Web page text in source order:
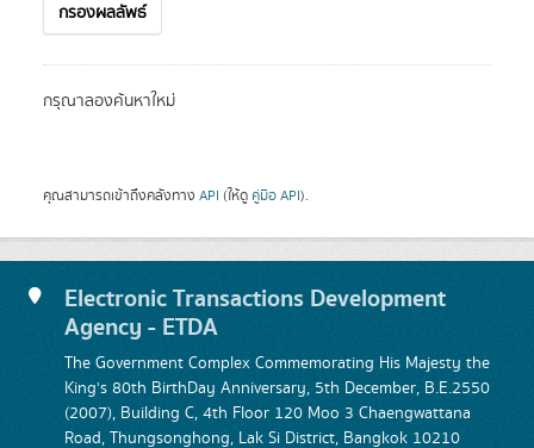
กรองผลลัพธ์
กรุณาลองค้นหาใหม่
คุณสามารถเข้าถึงคลังทาง API (ให้ดู คู่มือ API).
Electronic Transactions Development
Agency - ETDA
The Government Complex Commemorating His Majesty the
King's 80th BirthDay Anniversary, 5th December, B.E.2550
(2007), Building C, 4th Floor 120 Moo 3 Chaengwattana
Road, Thungsonghong, Lak Si District, Bangkok 10210